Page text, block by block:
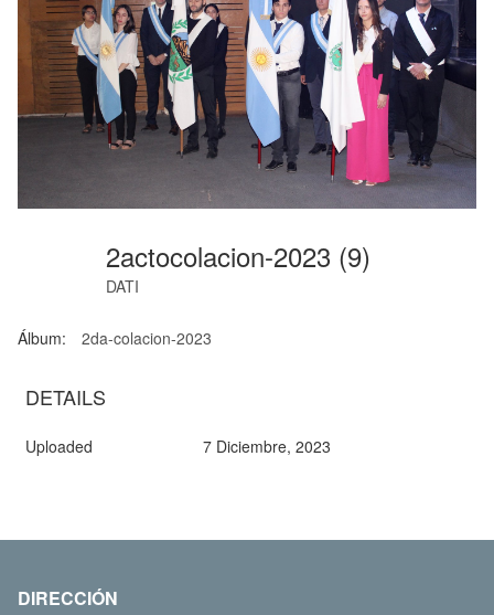
2actocolacion-2023 (9)
DATI
Álbum: 2da-colacion-2023
DETAILS
Uploaded 7 Diciembre, 2023
DIRECCIÓN